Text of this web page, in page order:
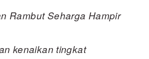
Rambut Seharga Hampir
kenaikan tingkat